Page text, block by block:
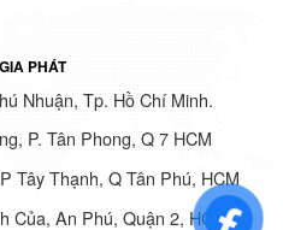
PHÁT
Nhuận, Tp. Hồ Chí Minh.
P. Tân Phong, Q 7 HCM
Tây Thạnh, Q Tân Phú, HCM
Của, An Phú, Quận 2, HCM